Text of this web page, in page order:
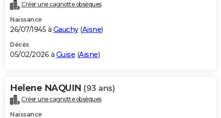
Destinations
City break
Voyage nature
Voyage de noces
Forum
Climat
+PHOTO
GUIDES D'ACHAT
BONS PLANS
Carte de Noël
Carte Bonne année
Carte Saint-Valentin
Carte Pâques
Carte d'anniversaire
DICTIONNAIRE
Dictionnaire
Biographies
Citations
Expressions
Proverbes
PROGRAMME TV
Créer une cagnotte obsèques
Naissance
26/07/1945 à Gauchy(Aisne)
Décès
05/02/2026 à Guise (Aisne)
Helene NAQUIN (93 ans)
Créer une cagnotte obsèques
Naissance